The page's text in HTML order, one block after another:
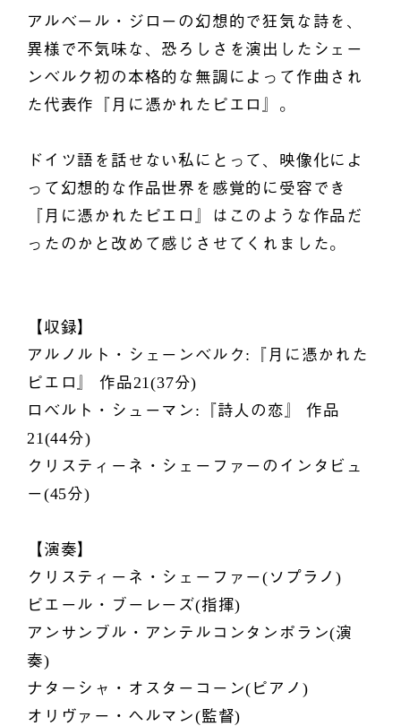
アルベール・ジローの幻想的で狂気な詩を、
異様で不気味な、恐ろしさを演出したシェー
ンベルク初の本格的な無調によって作曲され
た代表作『月に憑かれたピエロ』。
ドイツ語を話せない私にとって、映像化によ
って幻想的な作品世界を感覚的に受容でき
『月に憑かれたピエロ』はこのような作品だ
ったのかと改めて感じさせてくれました。
【収録】
アルノルト・シェーンベルク:『月に憑かれた
ピエロ』 作品21(37分)
ロベルト・シューマン:『詩人の恋』 作品
21(44分)
クリスティーネ・シェーファーのインタビュ
ー(45分)
【演奏】
クリスティーネ・シェーファー(ソプラノ)
ピエール・ブーレーズ(指揮)
アンサンブル・アンテルコンタンポラン(演
奏)
ナターシャ・オスターコーン(ピアノ)
オリヴァー・ヘルマン(監督)